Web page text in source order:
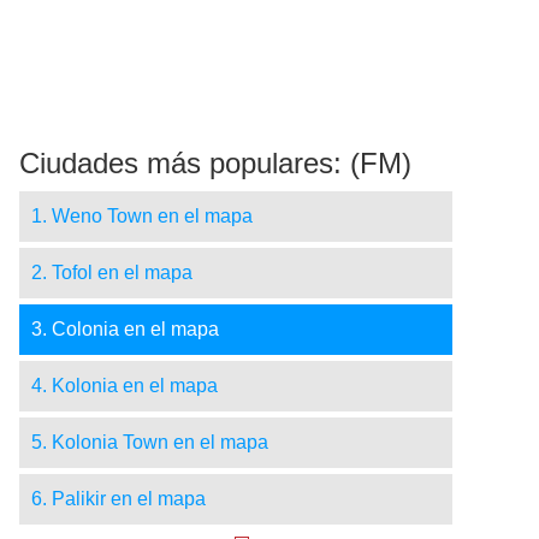
Ciudades más populares: (FM)
1. Weno Town en el mapa
2. Tofol en el mapa
3. Colonia en el mapa
4. Kolonia en el mapa
5. Kolonia Town en el mapa
6. Palikir en el mapa